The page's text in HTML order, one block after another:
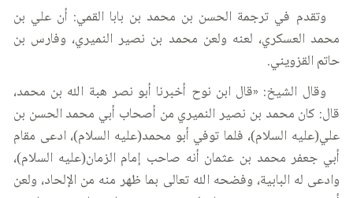
وتقدم في ترجمة الحسن بن محمد بن بابا القمي: أن علي بن
محمد العسكري، لعنه ولعن محمد بن نصير النميري، وفارس بن
حاتم القزويني.
وقال الشيخ: «قال ابن نوح أخبرنا أبو نصر هبة الله بن محمد،
قال: كان محمد بن نصير النميري من أصحاب أبي محمد الحسن بن
علي(عليه السلام)، فلما توفي أبو محمد(عليه السلام)، ادعى مقام
أبي جعفر محمد بن عثمان أنه صاحب إمام الزمان(عليه السلام)،
وادعى له البابية، وفضحه الله تعالى بما ظهر منه من الإلحاد، ولعن